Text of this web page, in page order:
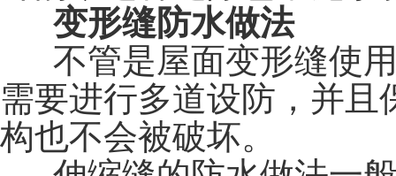
变形缝防水做法
不管是屋面变形缝使用
需要进行多道设防，并
构也不会被破坏。